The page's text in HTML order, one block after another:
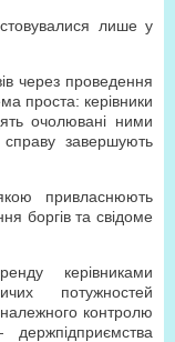
лише у
через проведення
проста: керівники
очолювані ними
завершують
привласнюють
боргів та свідоме
керівниками
потужностей
належного контролю